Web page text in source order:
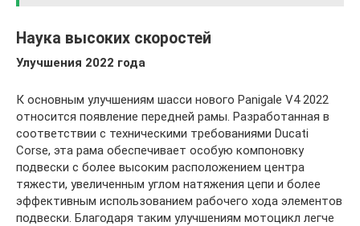
Наука высоких скоростей
Улучшения 2022 года
К основным улучшениям шасси нового Panigale V4 2022
относится появление передней рамы. Разработанная в
соответствии с техническими требованиями Ducati
Corse, эта рама обеспечивает особую компоновку
подвески с более высоким расположением центра
тяжести, увеличенным углом натяжения цепи и более
эффективным использованием рабочего хода элементов
подвески. Благодаря таким улучшениям мотоцикл легче